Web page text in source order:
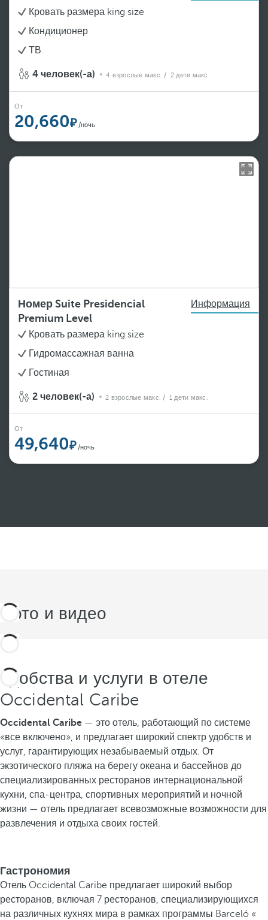
Кровать размера king size
Кондиционер
ТВ
4 человек(-а) 4 взрослые макс. / 2 дети макс.
От
20,660 /ночь
Номер Suite Presidencial
Premium Level
Информация
Кровать размера king size
Гидромассажная ванна
Гостиная
2 человек(-а) 2 взрослые макс. / 1 дети макс.
От
49,640 /ночь
Фото и видео
Удобства и услуги в отеле
Occidental Caribe
Occidental Caribe — это отель, работающий по системе
«все включено», и предлагает широкий спектр удобств и
услуг, гарантирующих незабываемый отдых. От
экзотического пляжа на берегу океана и бассейнов до
специализированных ресторанов интернациональной
кухни, спа-центра, спортивных мероприятий и ночной
жизни — отель предлагает всевозможные возможности для
развлечения и отдыха своих гостей.
Гастрономия
Отель Occidental Caribe предлагает широкий выбор
ресторанов, включая 7 ресторанов, специализирующихся
на различных кухнях мира в рамках программы Barceló «